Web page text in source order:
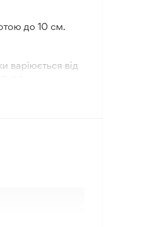
до 10 см.
варіюється від